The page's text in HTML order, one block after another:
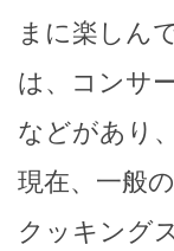
まに楽しん
は、コンサ
などがあり
現在、一般
クッキング